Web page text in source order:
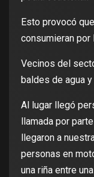
Esto provocó
consumieran por
Vecinos del
baldes de agua
Al lugar llegó
llamada por
llegaron a
personas en
una riña entre